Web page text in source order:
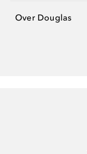
Over Douglas